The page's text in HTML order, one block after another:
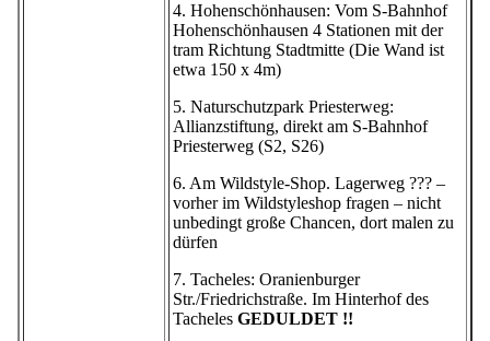
4. Hohenschönhausen: Vom S-Bahnhof
Hohenschönhausen 4 Stationen mit der
tram Richtung Stadtmitte (Die Wand ist
etwa 150 x 4m)
5. Naturschutzpark Priesterweg:
Allianzstiftung, direkt am S-Bahnhof
Priesterweg (S2, S26)
6. Am Wildstyle-Shop. Lagerweg ??? –
vorher im Wildstyleshop fragen – nicht
unbedingt große Chancen, dort malen zu
dürfen
7. Tacheles: Oranienburger
Str./Friedrichstraße. Im Hinterhof des
Tacheles GEDULDET !!